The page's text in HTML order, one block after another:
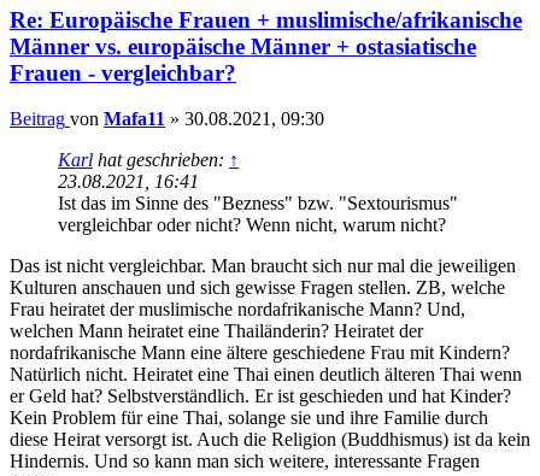
Re: Europäische Frauen + muslimische/afrikanische
Männer vs. europäische Männer + ostasiatische
Frauen - vergleichbar?
Beitrag von Mafa11 » 30.08.2021, 09:30
Karl hat geschrieben: ↑
23.08.2021, 16:41
Ist das im Sinne des "Bezness" bzw. "Sextourismus"
vergleichbar oder nicht? Wenn nicht, warum nicht?
Das ist nicht vergleichbar. Man braucht sich nur mal die jeweiligen
Kulturen anschauen und sich gewisse Fragen stellen. ZB, welche
Frau heiratet der muslimische nordafrikanische Mann? Und,
welchen Mann heiratet eine Thailänderin? Heiratet der
nordafrikanische Mann eine ältere geschiedene Frau mit Kindern?
Natürlich nicht. Heiratet eine Thai einen deutlich älteren Thai wenn
er Geld hat? Selbstverständlich. Er ist geschieden und hat Kinder?
Kein Problem für eine Thai, solange sie und ihre Familie durch
diese Heirat versorgt ist. Auch die Religion (Buddhismus) ist da kein
Hindernis. Und so kann man sich weitere, interessante Fragen